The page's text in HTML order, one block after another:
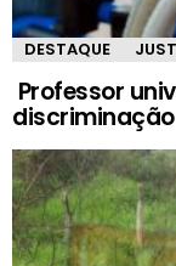
DESTAQUE
Professor
discriminação